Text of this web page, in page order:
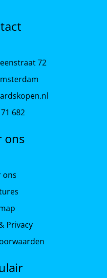
72
682
ons
ons
Privacy